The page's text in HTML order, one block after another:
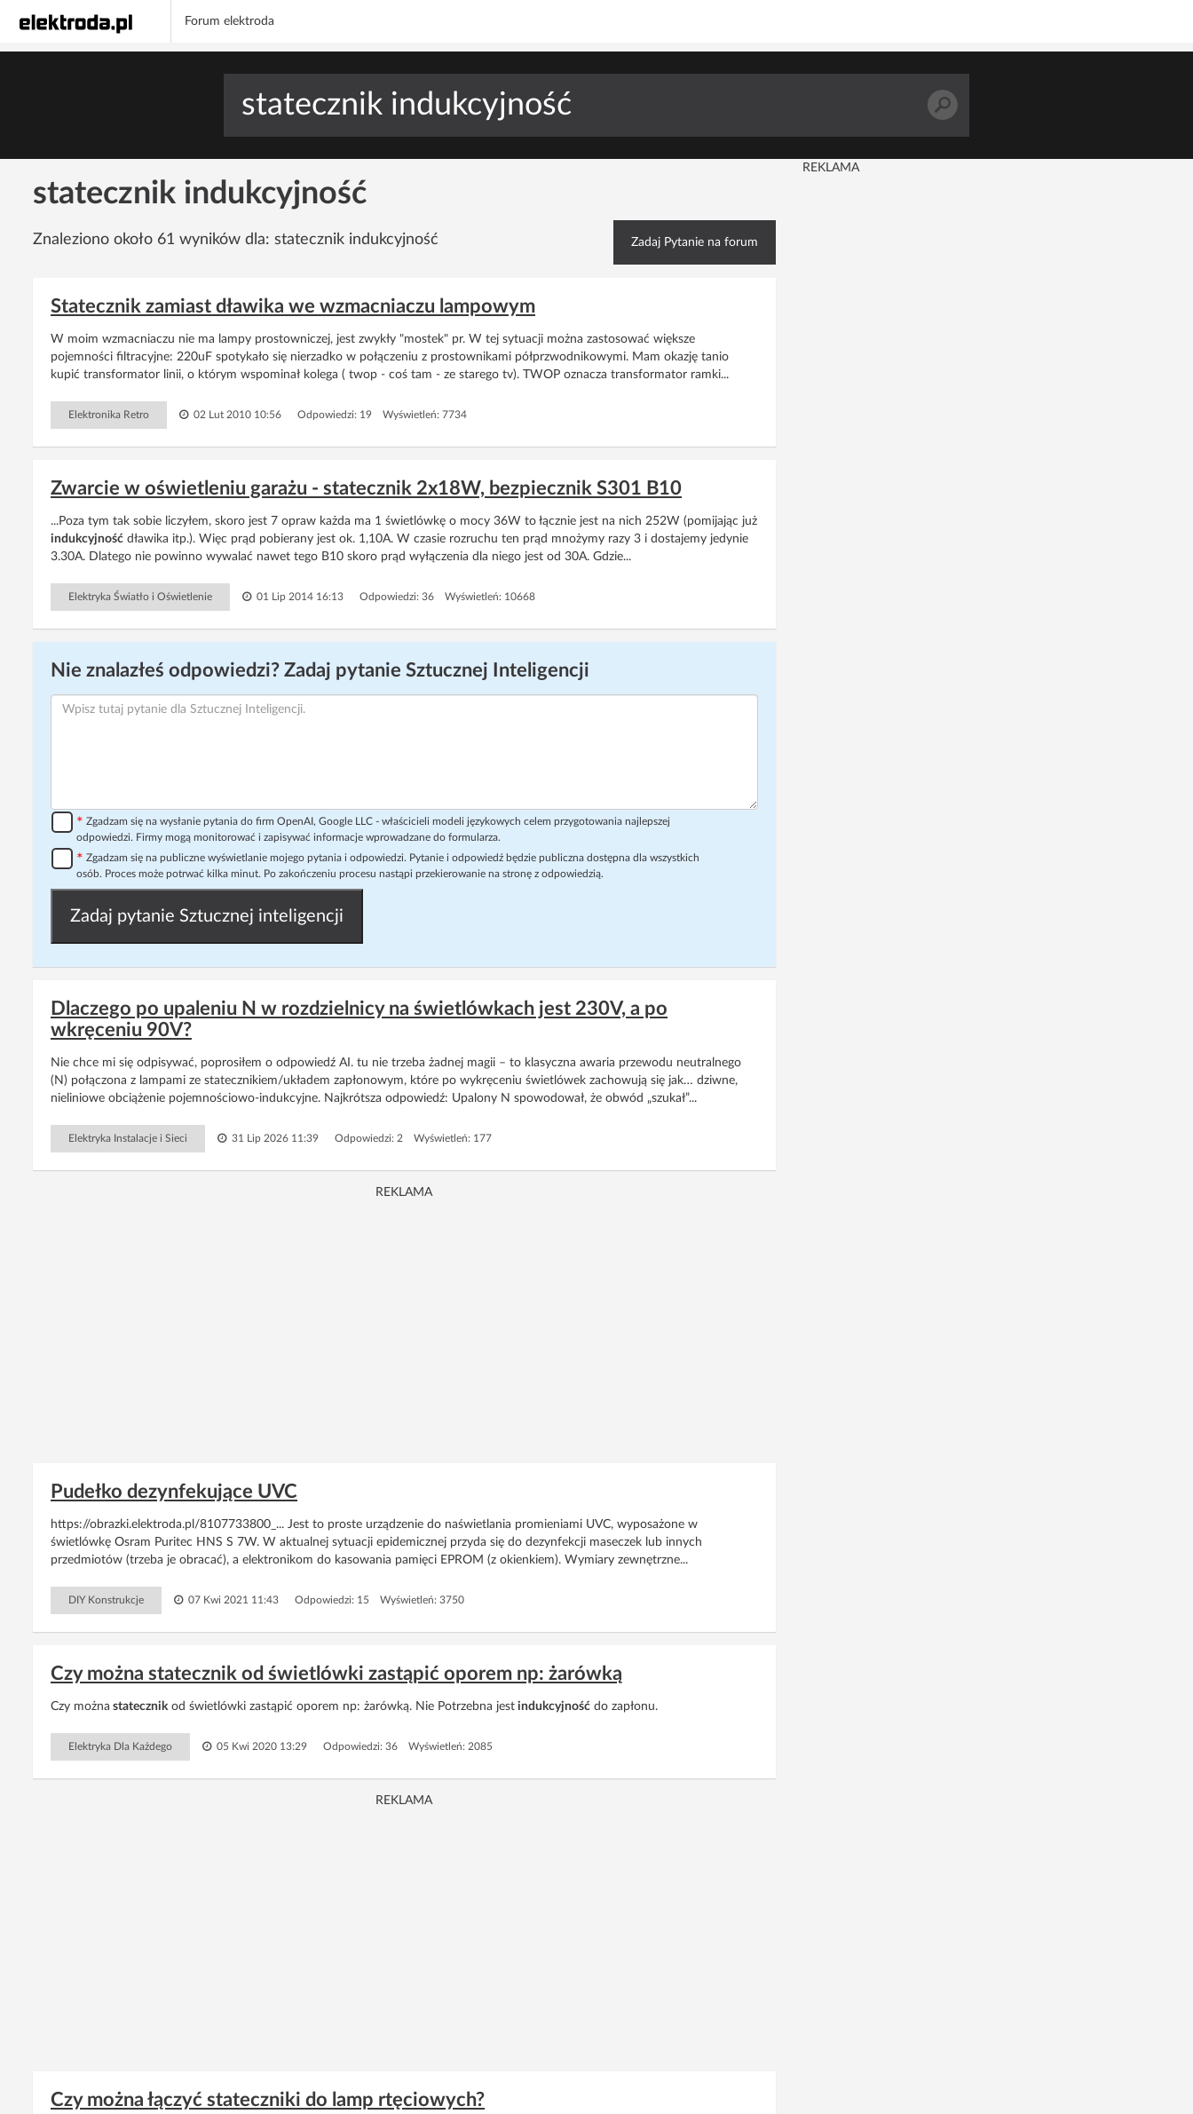
Forum elektroda
statecznik indukcyjność
Znaleziono około 61 wyników dla: statecznik indukcyjność Zadaj Pytanie na forum
Statecznik zamiast dławika we wzmacniaczu lampowym
W moim wzmacniaczu nie ma lampy prostowniczej, jest zwykły "mostek" pr. W tej sytuacji można zastosować większe
pojemności filtracyjne: 220uF spotykało się nierzadko w połączeniu z prostownikami półprzwodnikowymi. Mam okazję tanio
kupić transformator linii, o którym wspominał kolega ( twop - coś tam - ze starego tv). TWOP oznacza transformator ramki...
Elektronika Retro 02 Lut 2010 10:56 Odpowiedzi: 19 Wyświetleń: 7734
Zwarcie w oświetleniu garażu - statecznik 2x18W, bezpiecznik S301 B10
...Poza tym tak sobie liczyłem, skoro jest 7 opraw każda ma 1 świetlówkę o mocy 36W to łącznie jest na nich 252W (pomijając już
indukcyjność dławika itp.). Więc prąd pobierany jest ok. 1,10A. W czasie rozruchu ten prąd mnożymy razy 3 i dostajemy jedynie
3.30A. Dlatego nie powinno wywalać nawet tego B10 skoro prąd wyłączenia dla niego jest od 30A. Gdzie...
Elektryka Światło i Oświetlenie 01 Lip 2014 16:13 Odpowiedzi: 36 Wyświetleń: 10668
Nie znalazłeś odpowiedzi? Zadaj pytanie Sztucznej Inteligencji
* Zgadzam się na wysłanie pytania do firm OpenAI, Google LLC - właścicieli modeli językowych celem przygotowania najlepszej
odpowiedzi. Firmy mogą monitorować i zapisywać informacje wprowadzane do formularza.
* Zgadzam się na publiczne wyświetlanie mojego pytania i odpowiedzi. Pytanie i odpowiedź będzie publiczna dostępna dla wszystkich
osób. Proces może potrwać kilka minut. Po zakończeniu procesu nastąpi przekierowanie na stronę z odpowiedzią.
Zadaj pytanie Sztucznej inteligencji
Dlaczego po upaleniu N w rozdzielnicy na świetlówkach jest 230V, a po
wkręceniu 90V?
Nie chce mi się odpisywać, poprosiłem o odpowiedź AI. tu nie trzeba żadnej magii – to klasyczna awaria przewodu neutralnego
(N) połączona z lampami ze statecznikiem/układem zapłonowym, które po wykręceniu świetlówek zachowują się jak… dziwne,
nieliniowe obciążenie pojemnościowo‑indukcyjne. Najkrótsza odpowiedź: Upalony N spowodował, że obwód „szukał”...
Elektryka Instalacje i Sieci 31 Lip 2026 11:39 Odpowiedzi: 2 Wyświetleń: 177
REKLAMA
Pudełko dezynfekujące UVC
https://obrazki.elektroda.pl/8107733800_... Jest to proste urządzenie do naświetlania promieniami UVC, wyposażone w
świetlówkę Osram Puritec HNS S 7W. W aktualnej sytuacji epidemicznej przyda się do dezynfekcji maseczek lub innych
przedmiotów (trzeba je obracać), a elektronikom do kasowania pamięci EPROM (z okienkiem). Wymiary zewnętrzne...
DIY Konstrukcje 07 Kwi 2021 11:43 Odpowiedzi: 15 Wyświetleń: 3750
Czy można statecznik od świetlówki zastąpić oporem np: żarówką
Czy można statecznikod świetlówki zastąpić oporem np: żarówką. Nie Potrzebna jest indukcyjność do zapłonu.
Elektryka Dla Każdego 05 Kwi 2020 13:29 Odpowiedzi: 36 Wyświetleń: 2085
REKLAMA
Czy można łączyć stateczniki do lamp rtęciowych?
REKLAMA